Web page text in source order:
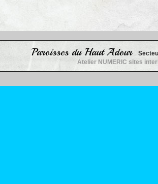
Paroisses du Haut Adour
Atelier NUMERIC sites